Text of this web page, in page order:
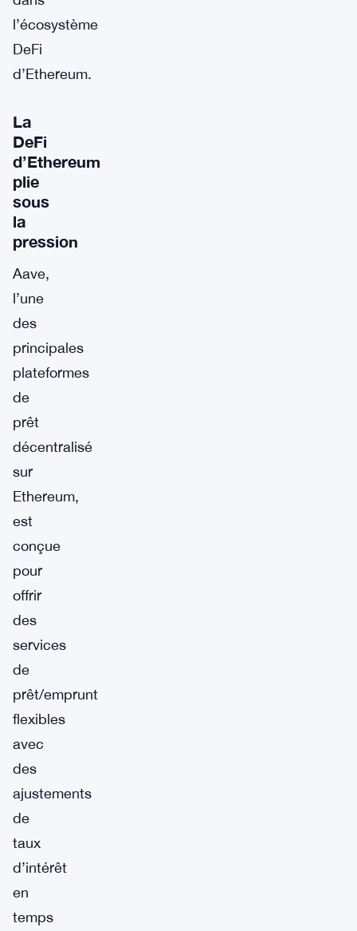
l’écosystème
DeFi
d’Ethereum.
La
DeFi
d’Ethereum
plie
sous
la
pression
Aave,
l’une
des
principales
plateformes
de
prêt
décentralisé
sur
Ethereum,
est
conçue
pour
offrir
des
services
de
prêt/emprunt
flexibles
avec
des
ajustements
de
taux
d’intérêt
en
temps